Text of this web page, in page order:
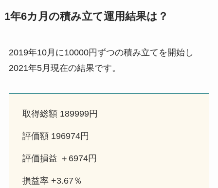
1年6カ月の積み立て運用結果は？
2019年10月に10000円ずつの積み立てを開始し
2021年5月現在の結果です。
取得総額 189999円
評価額 196974円
評価損益 ＋6974円
損益率 +3.67％